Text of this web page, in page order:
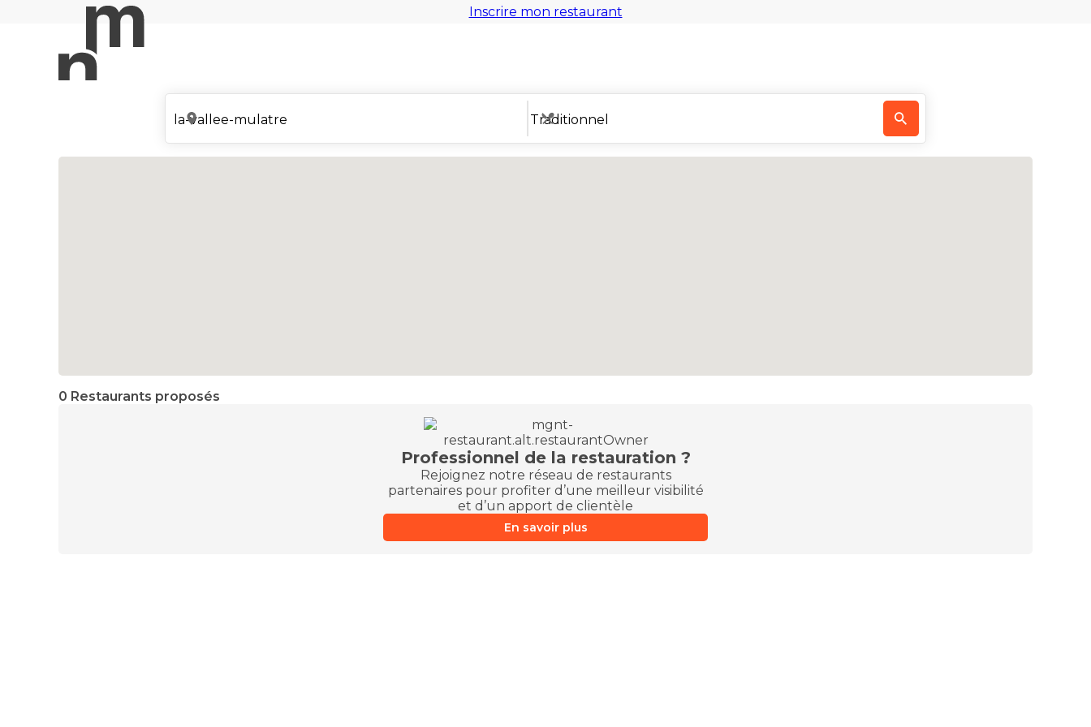
Inscrire mon restaurant
0 Restaurants proposés
Professionnel de la restauration ?
Rejoignez notre réseau de restaurants
partenaires pour profiter d’une meilleur visibilité
et d’un apport de clientèle
En savoir plus